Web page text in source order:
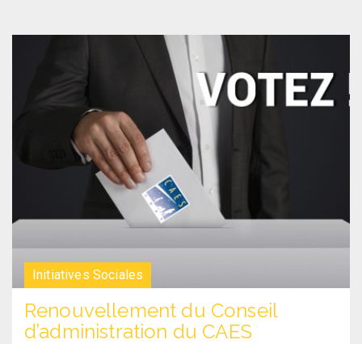
Initiatives Sociales
Renouvellement du Conseil
d’administration du CAES